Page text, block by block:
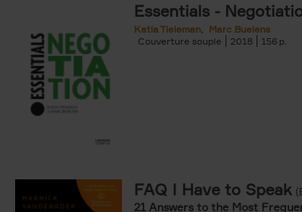
Essentials -
Katia Tieleman
Marc Buelens
Couverture souple
2018 156
FAQ I Have to Speak
21 Answers to the Most